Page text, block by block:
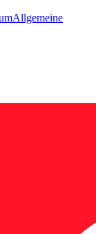
Allgemeine